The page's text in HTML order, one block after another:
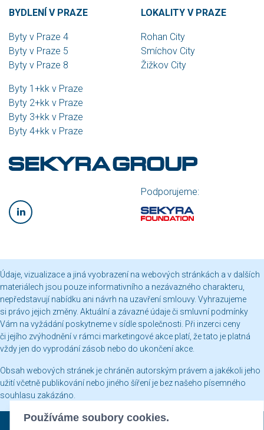
LOKALITY V PRAZE
Rohan City
Smíchov City
Žižkov City
BYDLENÍ V PRAZE
Byty v Praze 4
Byty v Praze 5
Byty v Praze 8
Byty 1+kk v Praze
Byty 2+kk v Praze
Byty 3+kk v Praze
Byty 4+kk v Praze
Podporujeme:
Údaje, vizualizace a jiná vyobrazení na webových stránkách a v dalších
materiálech jsou pouze informativního a nezávazného charakteru,
nepředstavují nabídku ani návrh na uzavření smlouvy. Vyhrazujeme
si právo jejich změny. Aktuální a závazné údaje či smluvní podmínky
Vám na vyžádání poskytneme v sídle společnosti. Při inzerci ceny
či jejího zvýhodnění v rámci marketingové akce platí, že tato je platná
vždy jen do vyprodání zásob nebo do ukončení akce.
Obsah webových stránek je chráněn autorským právem a jakékoli jeho
užití včetně publikování nebo jiného šíření je bez našeho písemného
souhlasu zakázáno.
Sekyra Group © 2026
Používáme soubory cookies.